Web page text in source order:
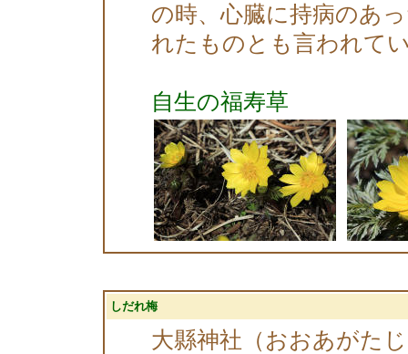
の時、心臓に持病のあ
れたものとも言われて
自生の福寿草
しだれ梅
大縣神社（おおあがた